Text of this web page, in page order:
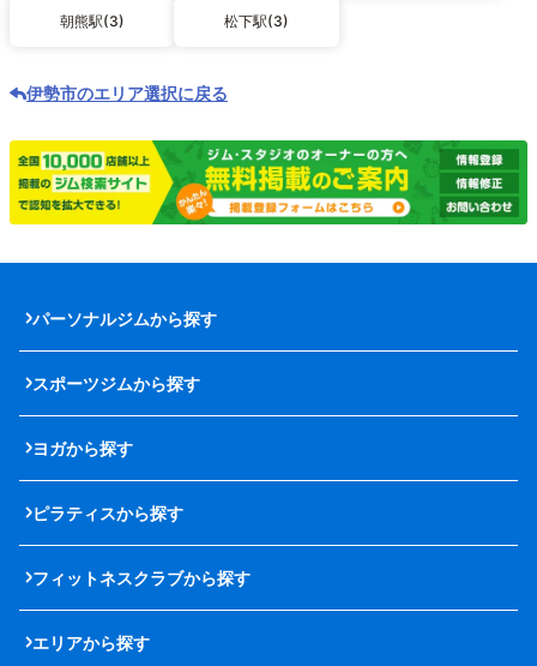
朝熊駅(3) 松下駅(3)
伊勢市のエリア選択に戻る
パーソナルジムから探す
スポーツジムから探す
ヨガから探す
ピラティスから探す
フィットネスクラブから探す
エリアから探す